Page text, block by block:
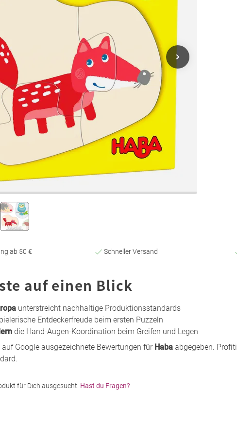
ab 50 € Schneller Versand
auf einen Blick
unterstreicht nachhaltige Produktionsstandards
Entdeckerfreude beim ersten Puzzeln
die Hand-Augen-Koordination beim Greifen und Legen
Google ausgezeichnete Bewertungen für Haba abgegeben.
für Dich ausgesucht. Hast du Fragen?